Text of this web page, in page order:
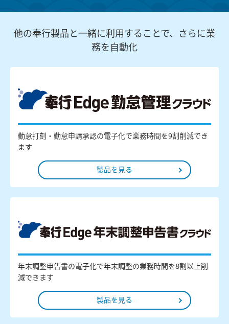
他の奉行製品と一緒に利用することで、さらに業
務を自動化
勤怠打刻・勤怠申請承認の電子化で業務時間を9割削減でき
ます
製品を見る
年末調整申告書の電子化で年末調整の業務時間を8割以上削
減できます
製品を見る